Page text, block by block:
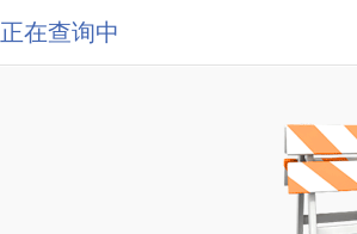
正在查询中